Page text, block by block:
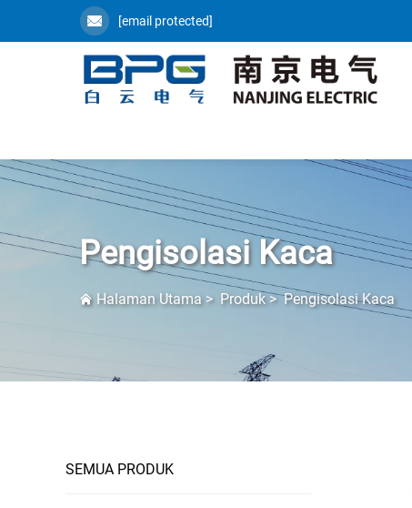
[email protected]
Pengisolasi Kaca
Halaman Utama> Produk >Pengisolasi Kaca
SEMUA PRODUK